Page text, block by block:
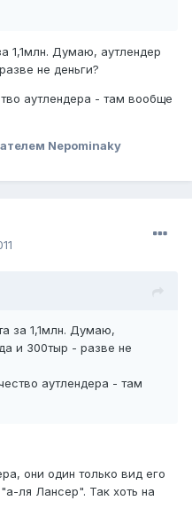
1,1млн. Думаю, аутлендер
не деньги?
аутлендера - там вообще
Nepominaky
за 1,1млн. Думаю,
и 300тыр - разве не
аутлендера - там
они один только вид его
ля Лансер". Так хоть на